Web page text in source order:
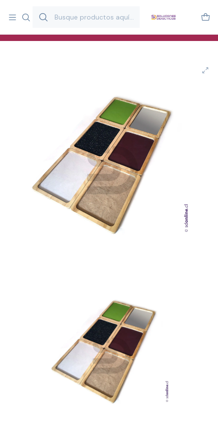
y estimulación infantil en Chile.
Especialistas en recursos educativos para aulas, terapeutas y